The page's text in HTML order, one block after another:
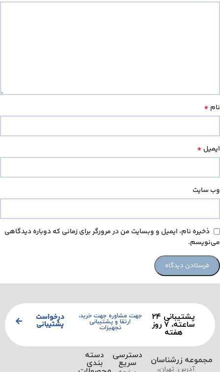
نام *
ایمیل *
وب‌ سایت
ذخیره نام، ایمیل و وبسایت من در مرورگر برای زمانی که دوباره دیدگاهی
می‌نویسم.
پشتیبانی ۲۴
ساعته، ۷ روز
هفته
جهت مشاوره جهت خرید،
ارتقا و پشتیبانی
تجهیزات
درخواست
پشتیبانی
مجموعه زرشناسان
آدرس: تهران،
دسترسی
سریع
دسته
بندی